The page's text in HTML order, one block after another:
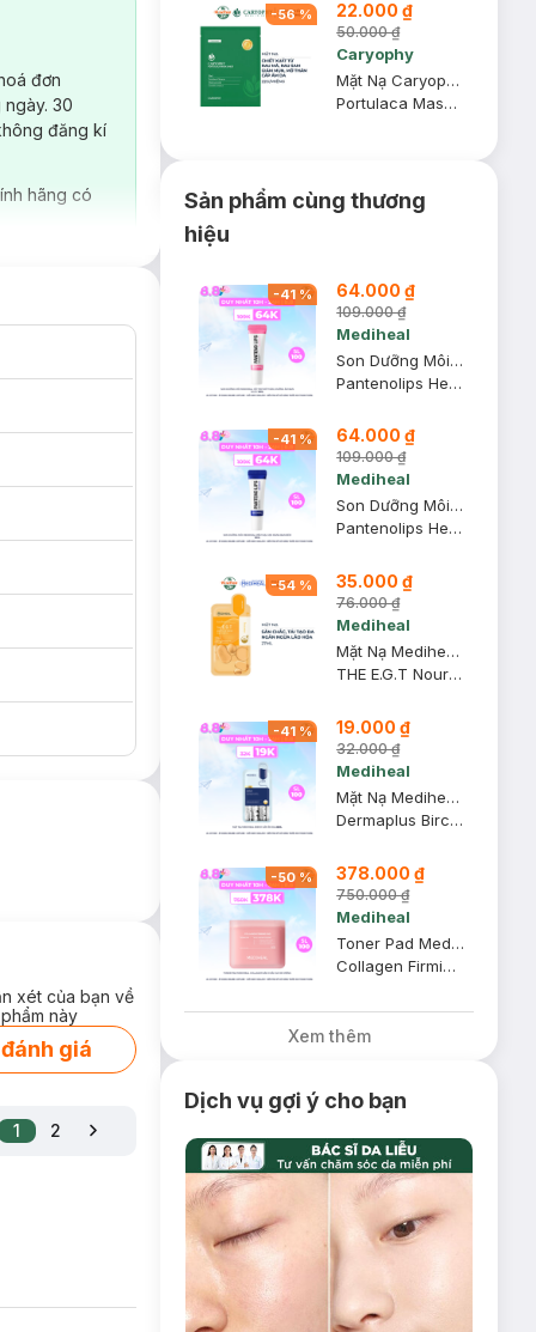
đơn
30
đăng kí
hãng có
xét của bạn về
này
giá
1 2
-56% 22.000 ₫
50.000 ₫
Caryophy
Mặt Nạ Caryophy Làm Giảm Mụn, Thâm & Dưỡng Ẩm Da 22g
Portulaca Mask Sheet 3in1
Sản phẩm cùng thương
hiệu
-41% 64.000 ₫
109.000 ₫
Mediheal
Son Dưỡng Môi Mediheal Hỗ Trợ Mờ Thâm, Dưỡng Ẩm Ban Ngày 10ml
Pantenolips Healssence
-41% 64.000 ₫
109.000 ₫
Mediheal
Son Dưỡng Môi Mediheal Mềm Mại, Mịn Màng Ban Đêm 10ml
Pantenolips Healbalm
-54 % 35.000 ₫
76.000 ₫
Mediheal
Mặt Nạ Mediheal THE E.G.T Giúp Săn Chắc & Tái Tạo Da 27ml
THE E.G.T Nourishing Ampoule Mask
-41% 19.000 ₫
32.000 ₫
Mediheal
Mặt Nạ Mediheal Birch Cấp Ẩm Da 22ml
Dermaplus Birch Mask
-50% 378.000 ₫
750.000 ₫
Mediheal
Toner Pad Mediheal Collagen Săn Chắc Da 100 Miếng
Collagen Firming Pad
Xem thêm
Dịch vụ gợi ý cho bạn